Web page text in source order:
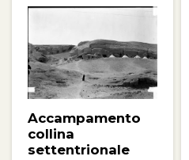
Accampamento
collina
settentrionale